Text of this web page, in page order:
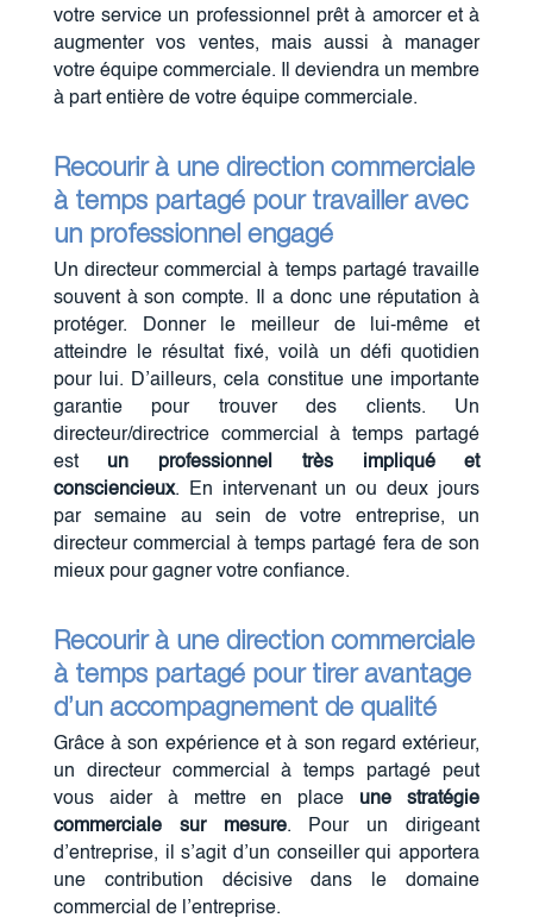
votre service un professionnel prêt à amorcer et à
augmenter vos ventes, mais aussi à manager
votre équipe commerciale. Il deviendra un membre
à part entière de votre équipe commerciale.
Recourir à une direction commerciale
à temps partagé pour travailler avec
un professionnel engagé
Un directeur commercial à temps partagé travaille
souvent à son compte. Il a donc une réputation à
protéger. Donner le meilleur de lui-même et
atteindre le résultat fixé, voilà un défi quotidien
pour lui. D’ailleurs, cela constitue une importante
garantie pour trouver des clients. Un
directeur/directrice commercial à temps partagé
est un professionnel très impliqué et
consciencieux. En intervenant un ou deux jours
par semaine au sein de votre entreprise, un
directeur commercial à temps partagé fera de son
mieux pour gagner votre confiance.
Recourir à une direction commerciale
à temps partagé pour tirer avantage
d’un accompagnement de qualité
Grâce à son expérience et à son regard extérieur,
un directeur commercial à temps partagé peut
vous aider à mettre en place une stratégie
commerciale sur mesure. Pour un dirigeant
d’entreprise, il s’agit d’un conseiller qui apportera
une contribution décisive dans le domaine
commercial de l’entreprise.